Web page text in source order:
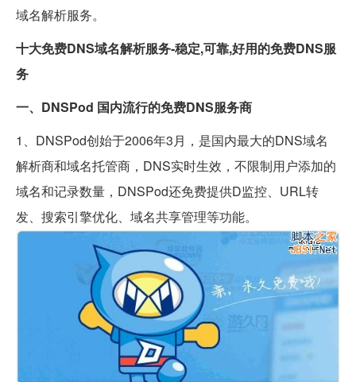
域名解析服务。
十大免费DNS域名解析服务-稳定,可靠,好用的免费DNS服
务
一、DNSPod 国内流行的免费DNS服务商
1、DNSPod创始于2006年3月，是国内最大的DNS域名
解析商和域名托管商，DNS实时生效，不限制用户添加的
域名和记录数量，DNSPod还免费提供D监控、URL转
发、搜索引擎优化、域名共享管理等功能。